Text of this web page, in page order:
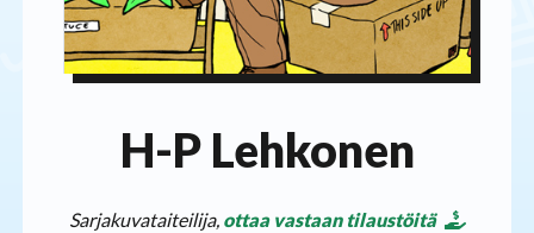
H-P Lehkonen
Sarjakuvataiteilija, ottaa vastaan tilaustöitä